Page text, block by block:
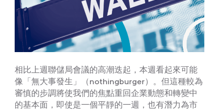
相比上週聯儲局會議的高潮迭起，本週看起來可能
像「無大事發生」（nothingburger）。但這種較為
審慎的步調將使我們的焦點重回企業動態和轉變中
的基本面，即使是一個平靜的一週，也有潛力為市